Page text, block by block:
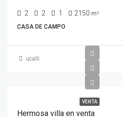
2 2 1 2150 m²
CASA DE CAMPO
ucalli
VENTA
Hermosa villa en venta